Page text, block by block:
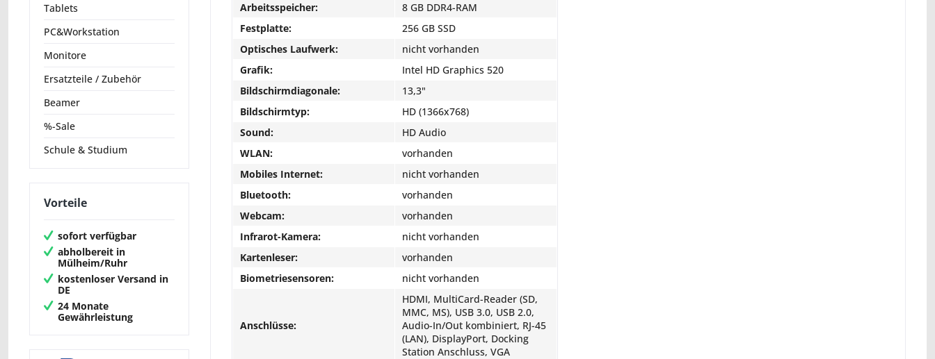
Tablets
PC&Workstation
Monitore
Ersatzteile / Zubehör
Beamer
%-Sale
Schule & Studium
Vorteile
sofort verfügbar
abholbereit in
Mülheim/Ruhr
kostenloser Versand in
DE
24 Monate
Gewährleistung
Arbeitsspeicher:
8 GB DDR4-RAM
Festplatte:
256 GB SSD
Optisches Laufwerk:
nicht vorhanden
Grafik:
Intel HD Graphics 520
Bildschirmdiagonale:
13,3"
Bildschirmtyp:
HD (1366x768)
Sound:
HD Audio
WLAN:
vorhanden
Mobiles Internet:
nicht vorhanden
Bluetooth:
vorhanden
Webcam:
vorhanden
Infrarot-Kamera:
nicht vorhanden
Kartenleser:
vorhanden
Biometriesensoren:
nicht vorhanden
Anschlüsse:
HDMI, MultiCard-Reader (SD,
MMC, MS), USB 3.0, USB 2.0,
Audio-In/Out kombiniert, RJ-45
(LAN), DisplayPort, Docking
Station Anschluss, VGA